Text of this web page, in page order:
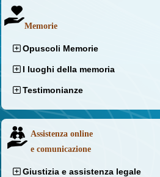
Memorie
Opuscoli Memorie
I luoghi della memoria
Testimonianze
Assistenza online
e comunicazione
Giustizia e assistenza legale